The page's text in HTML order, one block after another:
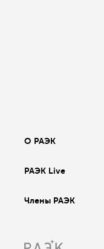
О РАЭК
РАЭК Live
Члены РАЭК